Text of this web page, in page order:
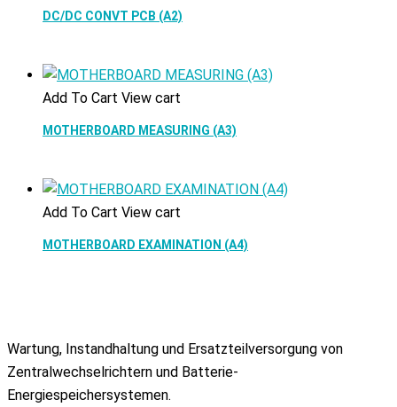
DC/DC CONVT PCB (A2)
Add To Cart View cart
MOTHERBOARD MEASURING (A3)
Add To Cart View cart
MOTHERBOARD EXAMINATION (A4)
Wartung, Instandhaltung und Ersatzteilversorgung von
Zentralwechselrichtern und Batterie-
Energiespeichersystemen.